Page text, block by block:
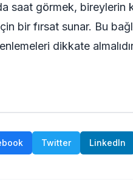
saat görmek, bireylerin
bir fırsat sunar. Bu
dikkate
Twitter LinkedIn